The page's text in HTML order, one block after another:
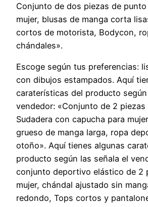
Conjunto de dos piezas de
mujer, blusas de manga corta
cortos de motorista, Bodycon,
chándales».
Escoge según tus preferencias:
con dibujos estampados. Aquí
caraterísticas del producto
vendedor: «Conjunto de 2
Sudadera con capucha para
grueso de manga larga, ropa
otoño». Aquí tienes algunas
producto según las señala el
conjunto deportivo elástico de 2
mujer, chándal ajustado sin
redondo, Tops cortos y